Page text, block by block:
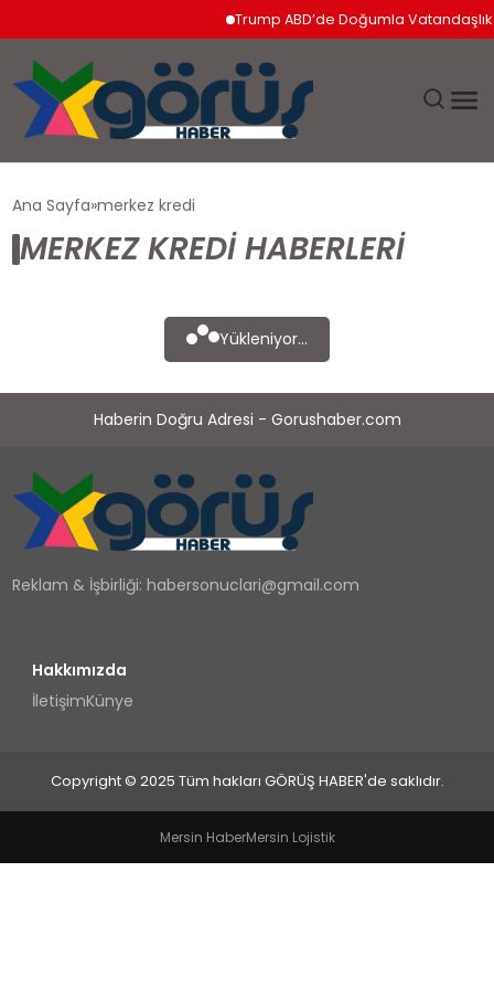
Trump ABD’de Doğumla Vatandaşlık
EKONOMI
SPOR
TEKNOLOJI
YAŞAM
Ana Sayfa merkez kredi
MERKEZ KREDI HABERLERI
Yükleniyor...
Haberin Doğru Adresi - Gorushaber.com
Reklam & İşbirliği:habersonuclari@gmail.com
Hakkımızda
İletişimKünye
Copyright © 2025 Tüm hakları GÖRÜŞ HABER'de saklıdır.
Mersin HaberMersin Lojistik